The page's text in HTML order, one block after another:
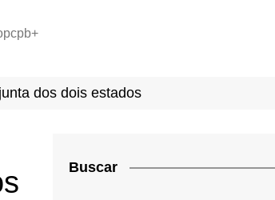
dos dois estados
Buscar